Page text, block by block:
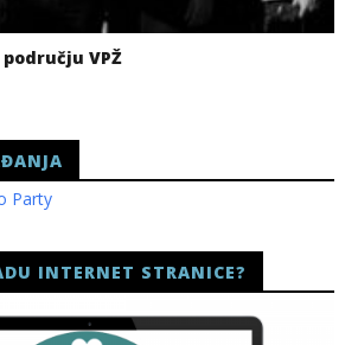
VPŽ
Party
INTERNET STRANICE?